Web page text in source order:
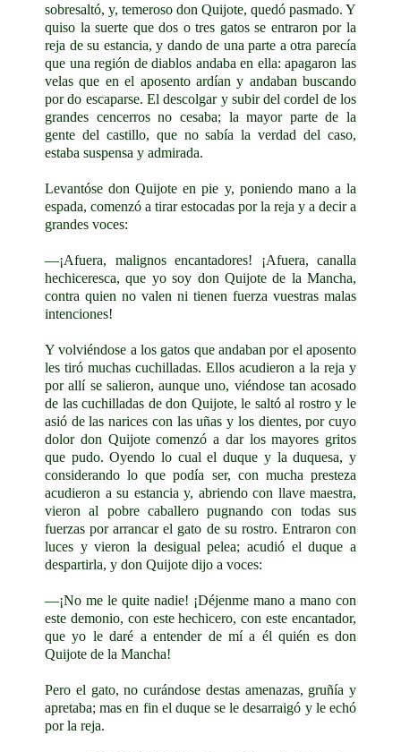
sobresaltó, y, temeroso don Quijote, quedó pasmado. Y
quiso la suerte que dos o tres gatos se entraron por la
reja de su estancia, y dando de una parte a otra parecía
que una región de diablos andaba en ella: apagaron las
velas que en el aposento ardían y andaban buscando
por do escaparse. El descolgar y subir del cordel de los
grandes cencerros no cesaba; la mayor parte de la
gente del castillo, que no sabía la verdad del caso,
estaba suspensa y admirada.
Levantóse don Quijote en pie y, poniendo mano a la
espada, comenzó a tirar estocadas por la reja y a decir a
grandes voces:
—¡Afuera, malignos encantadores! ¡Afuera, canalla
hechiceresca, que yo soy don Quijote de la Mancha,
contra quien no valen ni tienen fuerza vuestras malas
intenciones!
Y volviéndose a los gatos que andaban por el aposento
les tiró muchas cuchilladas. Ellos acudieron a la reja y
por allí se salieron, aunque uno, viéndose tan acosado
de las cuchilladas de don Quijote, le saltó al rostro y le
asió de las narices con las uñas y los dientes, por cuyo
dolor don Quijote comenzó a dar los mayores gritos
que pudo. Oyendo lo cual el duque y la duquesa, y
considerando lo que podía ser, con mucha presteza
acudieron a su estancia y, abriendo con llave maestra,
vieron al pobre caballero pugnando con todas sus
fuerzas por arrancar el gato de su rostro. Entraron con
luces y vieron la desigual pelea; acudió el duque a
despartirla, y don Quijote dijo a voces:
—¡No me le quite nadie! ¡Déjenme mano a mano con
este demonio, con este hechicero, con este encantador,
que yo le daré a entender de mí a él quién es don
Quijote de la Mancha!
Pero el gato, no curándose destas amenazas, gruñía y
apretaba; mas en fin el duque se le desarraigó y le echó
por la reja.